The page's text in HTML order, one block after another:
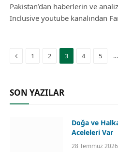
Pakistan’dan haberlerin ve
Inclusive youtube kanalından
Previous
1 2 3 4 5 …
SON YAZILAR
Doğa ve
Aceleleri Var
28 Temmuz 2026